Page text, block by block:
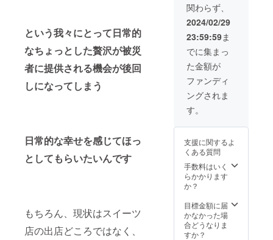
という我々にとって日常的
なちょっとした贅沢が被災
者に提供される機会が後回
しになってしまう
日常的な幸せを感じてほっ
としてもらいたいんです
もちろん、現状はスイーツ
店の出店どころではなく、
ください。 2024
年7月にスイーツ
予定してます。
現時点では店舗
住所などは未定
です。
関わらず、
2024/02/29
23:59:59ま
でに集まっ
た金額が
ファンディ
ングされま
す。
支援に関するよ
くある質問
手数料はいく
らかかります
か？
目標金額に届
かなかった場
合どうなりま
すか？